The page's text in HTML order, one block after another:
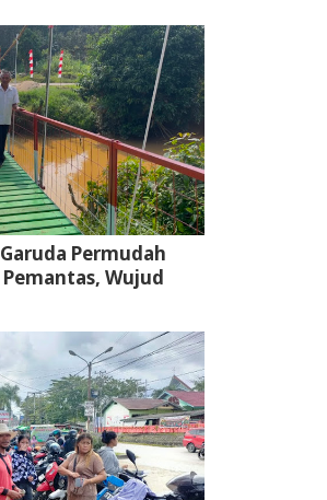
Permudah
Wujud